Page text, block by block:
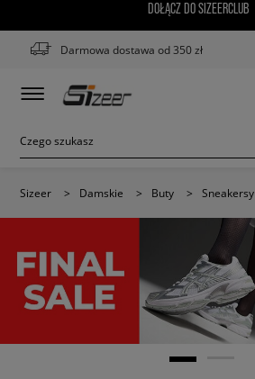
DOŁĄCZ DO SIZEERCLUB
Darmowa dostawa od 350 zł
Sizeer > Damskie > Buty > Sneakersy